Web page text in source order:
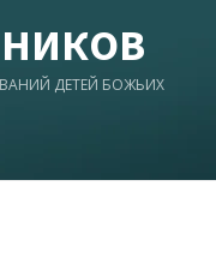
ДЕТЕЙ БОЖЬИХ